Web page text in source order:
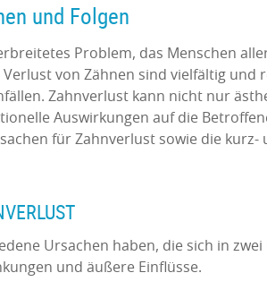
und Folgen
Problem, das Menschen
von Zähnen sind vielfältig und
Zahnverlust kann nicht nur
Auswirkungen auf die
für Zahnverlust sowie die kurz-
Ursachen haben, die sich in
und äußere Einflüsse.